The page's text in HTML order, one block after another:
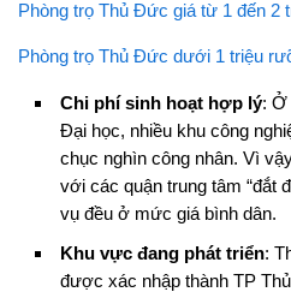
Phòng trọ Thủ Đức giá từ 1 đến 2
Phòng trọ Thủ Đức dưới 1 triệu
Chi phí sinh hoạt hợp lý: Ở
Đại học, nhiều khu công
chục nghìn công nhân. Vì
với các quận trung tâm “đắt
vụ đều ở mức giá bình dân.
Khu vực đang phát triển:
được xác nhập thành TP